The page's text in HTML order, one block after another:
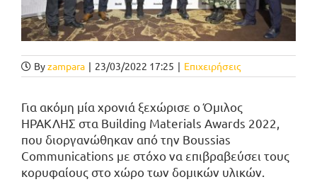
Byzampara | 23/03/2022 17:25 | Επιχειρήσεις
Για ακόμη μία χρονιά ξεχώρισε ο Όμιλος
ΗΡΑΚΛΗΣ στα Building Materials Awards 2022,
που διοργανώθηκαν από την Boussias
Communications με στόχο να επιβραβεύσει τους
κορυφαίους στο χώρο των δομικών υλικών.